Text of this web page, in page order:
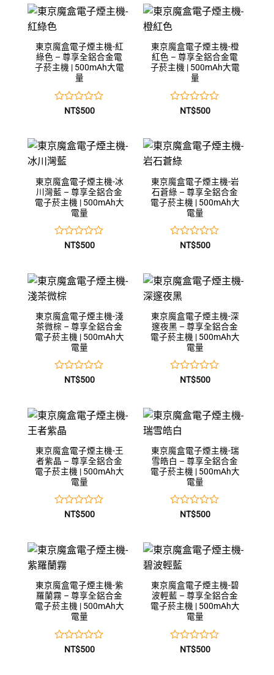
滿
分
5
滿
分
5
東京魔盒電子煙主機-紅
綠色 – 尊享全鋁合金電
子菸主機 | 500mAh大電
量
滿
分
5
NT$500
東京魔盒電子煙主機-橙
紅色 – 尊享全鋁合金電
子菸主機 | 500mAh大電
量
滿
分
5
NT$500
東京魔盒電子煙主機-冰
川灣藍 – 尊享全鋁合金
電子菸主機 | 500mAh大
電量
滿
分
5
NT$500
東京魔盒電子煙主機-岩
石蒼綠 – 尊享全鋁合金
電子菸主機 | 500mAh大
電量
滿
分
5
NT$500
東京魔盒電子煙主機-淺
茶微棕 – 尊享全鋁合金
電子菸主機 | 500mAh大
電量
滿
分
5
NT$500
東京魔盒電子煙主機-深
邃夜黑 – 尊享全鋁合金
電子菸主機 | 500mAh大
電量
滿
分
5
NT$500
東京魔盒電子煙主機-王
者紫晶 – 尊享全鋁合金
電子菸主機 | 500mAh大
電量
滿
分
5
NT$500
東京魔盒電子煙主機-瑞
雪皓白 – 尊享全鋁合金
電子菸主機 | 500mAh大
電量
滿
分
5
NT$500
東京魔盒電子煙主機-紫
羅蘭霧 – 尊享全鋁合金
電子菸主機 | 500mAh大
電量
NT$500
東京魔盒電子煙主機-碧
波輕藍 – 尊享全鋁合金
電子菸主機 | 500mAh大
電量
NT$500